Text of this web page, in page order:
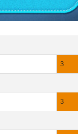
3
3